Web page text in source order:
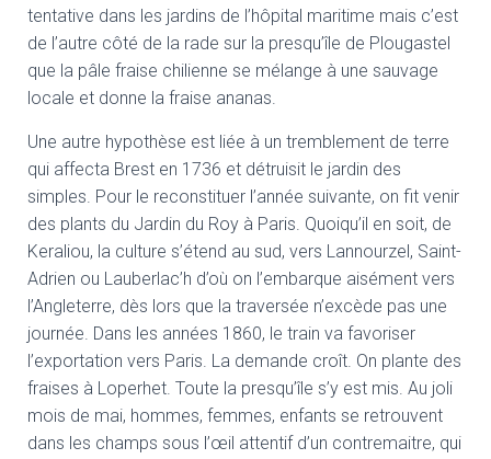
tentative dans les jardins de l’hôpital maritime mais c’est
de l’autre côté de la rade sur la presqu’île de Plougastel
que la pâle fraise chilienne se mélange à une sauvage
locale et donne la fraise ananas.
Une autre hypothèse est liée à un tremblement de terre
qui affecta Brest en 1736 et détruisit le jardin des
simples. Pour le reconstituer l’année suivante, on fit venir
des plants du Jardin du Roy à Paris. Quoiqu’il en soit, de
Keraliou, la culture s’étend au sud, vers Lannourzel, Saint-
Adrien ou Lauberlac’h d’où on l’embarque aisément vers
l’Angleterre, dès lors que la traversée n’excède pas une
journée. Dans les années 1860, le train va favoriser
l’exportation vers Paris. La demande croît. On plante des
fraises à Loperhet. Toute la presqu’île s’y est mis. Au joli
mois de mai, hommes, femmes, enfants se retrouvent
dans les champs sous l’œil attentif d’un contremaitre, qui